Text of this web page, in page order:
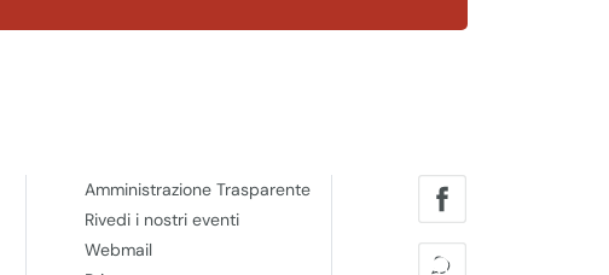
Amministrazione Trasparente
Rivedi i nostri eventi
Webmail